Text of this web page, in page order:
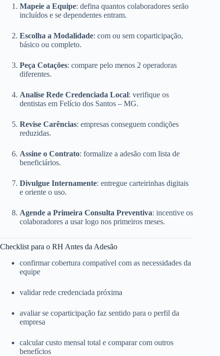
Mapeie a Equipe: defina quantos colaboradores serão
incluídos e se dependentes entram.
Escolha a Modalidade: com ou sem coparticipação,
básico ou completo.
Peça Cotações: compare pelo menos 2 operadoras
diferentes.
Analise Rede Credenciada Local: verifique os
dentistas em Felício dos Santos – MG.
Revise Carências: empresas conseguem condições
reduzidas.
Assine o Contrato: formalize a adesão com lista de
beneficiários.
Divulgue Internamente: entregue carteirinhas digitais
e oriente o uso.
Agende a Primeira Consulta Preventiva: incentive os
colaboradores a usar logo nos primeiros meses.
Checklist para o RH Antes da Adesão
confirmar cobertura compatível com as necessidades da
equipe
validar rede credenciada próxima
avaliar se coparticipação faz sentido para o perfil da
empresa
calcular custo mensal total e comparar com outros
benefícios